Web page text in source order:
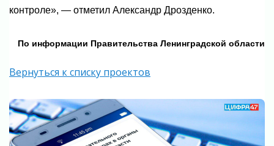
контроле», — отметил Александр Дрозденко.
По информации Правительства Ленинградской области
Вернуться к списку проектов